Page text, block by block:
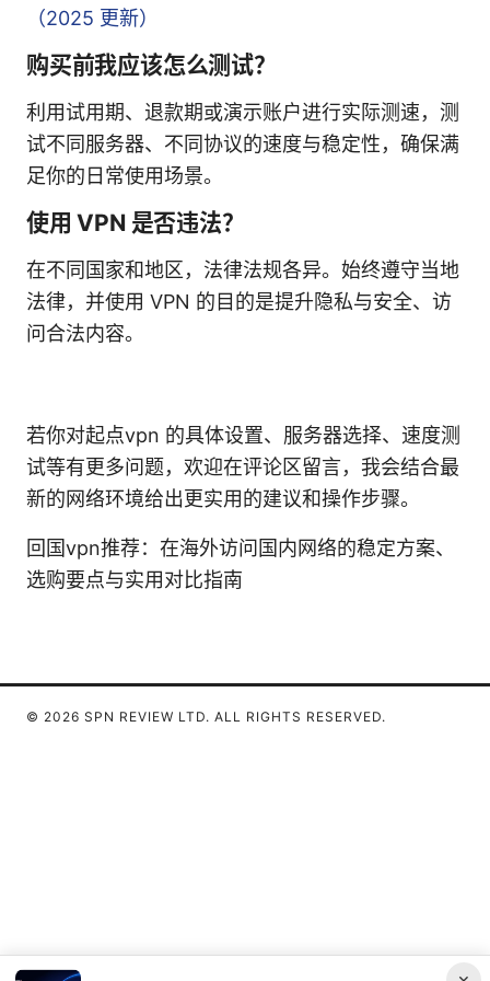
（2025 更新）
购买前我应该怎么测试？
利用试用期、退款期或演示账户进行实际测速，测
试不同服务器、不同协议的速度与稳定性，确保满
足你的日常使用场景。
使用 VPN 是否违法？
在不同国家和地区，法律法规各异。始终遵守当地
法律，并使用 VPN 的目的是提升隐私与安全、访
问合法内容。
若你对起点vpn 的具体设置、服务器选择、速度测
试等有更多问题，欢迎在评论区留言，我会结合最
新的网络环境给出更实用的建议和操作步骤。
回国vpn推荐：在海外访问国内网络的稳定方案、
选购要点与实用对比指南
© 2026 SPN REVIEW LTD. ALL RIGHTS RESERVED.